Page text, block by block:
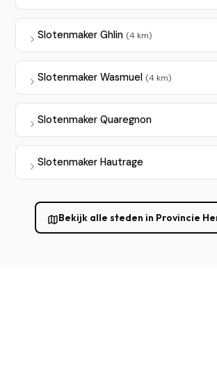
Slotenmaker Ghlin (4 km)
Slotenmaker Wasmuel (4 km)
Slotenmaker Quaregnon
Slotenmaker Hautrage
Bekijk alle steden in Provincie